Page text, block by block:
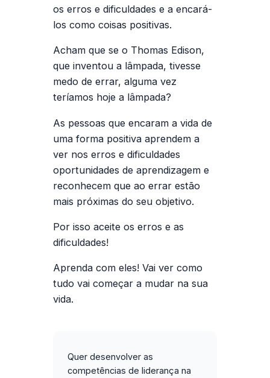
os erros e dificuldades e a encará-
los como coisas positivas.
Acham que se o Thomas Edison,
que inventou a lâmpada, tivesse
medo de errar, alguma vez
teríamos hoje a lâmpada?
As pessoas que encaram a vida de
uma forma positiva aprendem a
ver nos erros e dificuldades
oportunidades de aprendizagem e
reconhecem que ao errar estão
mais próximas do seu objetivo.
Por isso aceite os erros e as
dificuldades!
Aprenda com eles! Vai ver como
tudo vai começar a mudar na sua
vida.
Quer desenvolver as
competências de liderança na